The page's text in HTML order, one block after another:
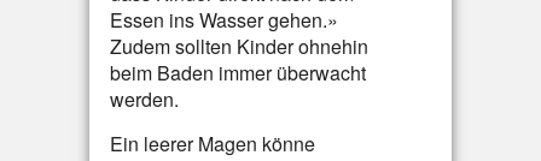
Essen ins Wasser gehen.»
Zudem sollten Kinder ohnehin
beim Baden immer überwacht
werden.
Ein leerer Magen könne